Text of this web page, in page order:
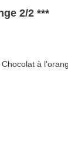
2/2 ***